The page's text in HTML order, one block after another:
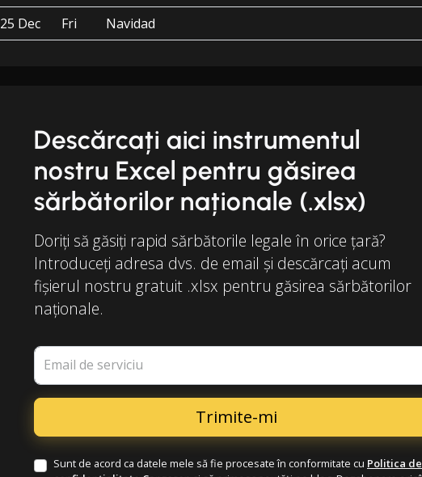
25 Dec
Fri Navidad
Descărcați aici instrumentul
nostru Excel pentru găsirea
sărbătorilor naționale (.xlsx)
Doriți să găsiți rapid sărbătorile legale în orice țară?
Introduceți adresa dvs. de email și descărcați acum
fișierul nostru gratuit .xlsx pentru găsirea sărbătorilor
naționale.
Email de serviciu
Sunt de acord ca datele mele să fie procesate în conformitate cu Politica de